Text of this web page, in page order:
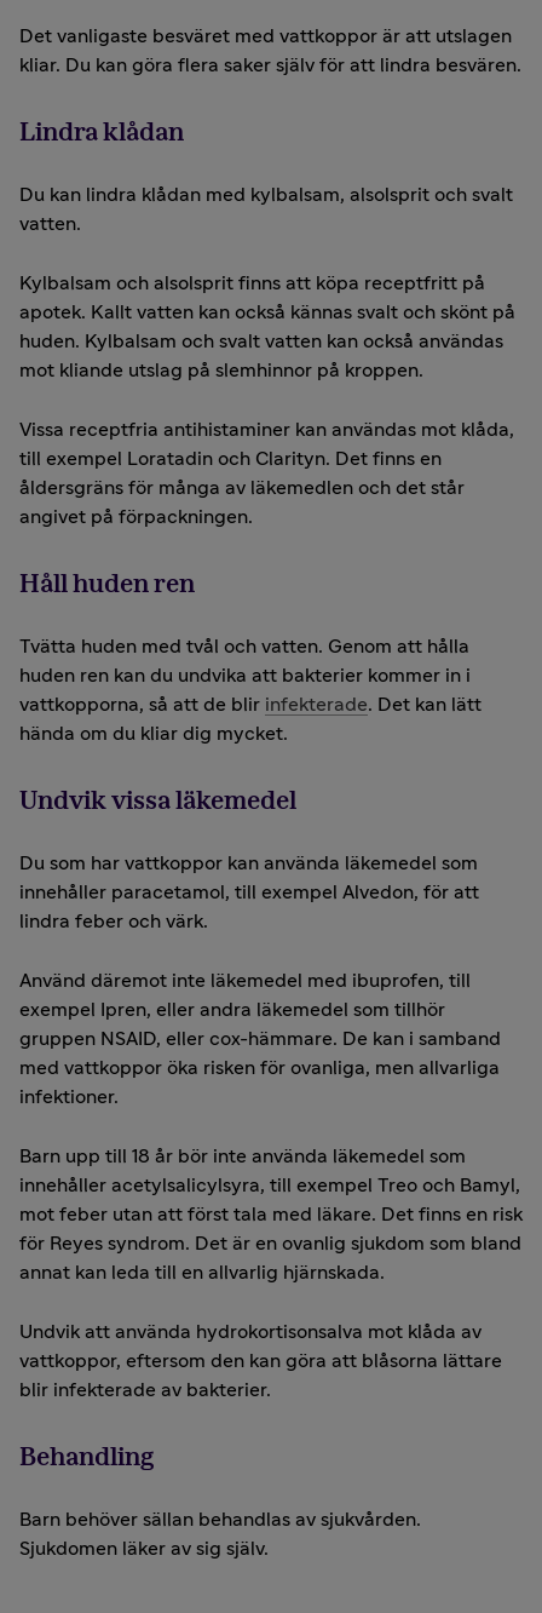
Det vanligaste besväret med vattkoppor är att utslagen
kliar. Du kan göra flera saker själv för att lindra besvären.
Lindra klådan
Du kan lindra klådan med kylbalsam, alsolsprit och svalt
vatten.
Kylbalsam och alsolsprit finns att köpa receptfritt på
apotek. Kallt vatten kan också kännas svalt och skönt på
huden. Kylbalsam och svalt vatten kan också användas
mot kliande utslag på slemhinnor på kroppen.
Vissa receptfria antihistaminer kan användas mot klåda,
till exempel Loratadin och Clarityn. Det finns en
åldersgräns för många av läkemedlen och det står
angivet på förpackningen.
Håll huden ren
Tvätta huden med tvål och vatten. Genom att hålla
huden ren kan du undvika att bakterier kommer in i
vattkopporna, så att de blir infekterade. Det kan lätt
hända om du kliar dig mycket.
Undvik vissa läkemedel
Du som har vattkoppor kan använda läkemedel som
innehåller paracetamol, till exempel Alvedon, för att
lindra feber och värk.
Använd däremot inte läkemedel med ibuprofen, till
exempel Ipren, eller andra läkemedel som tillhör
gruppen NSAID, eller cox-hämmare. De kan i samband
med vattkoppor öka risken för ovanliga, men allvarliga
infektioner.
Barn upp till 18 år bör inte använda läkemedel som
innehåller acetylsalicylsyra, till exempel Treo och Bamyl,
mot feber utan att först tala med läkare. Det finns en risk
för Reyes syndrom. Det är en ovanlig sjukdom som bland
annat kan leda till en allvarlig hjärnskada.
Undvik att använda hydrokortisonsalva mot klåda av
vattkoppor, eftersom den kan göra att blåsorna lättare
blir infekterade av bakterier.
Behandling
Barn behöver sällan behandlas av sjukvården.
Sjukdomen läker av sig själv.